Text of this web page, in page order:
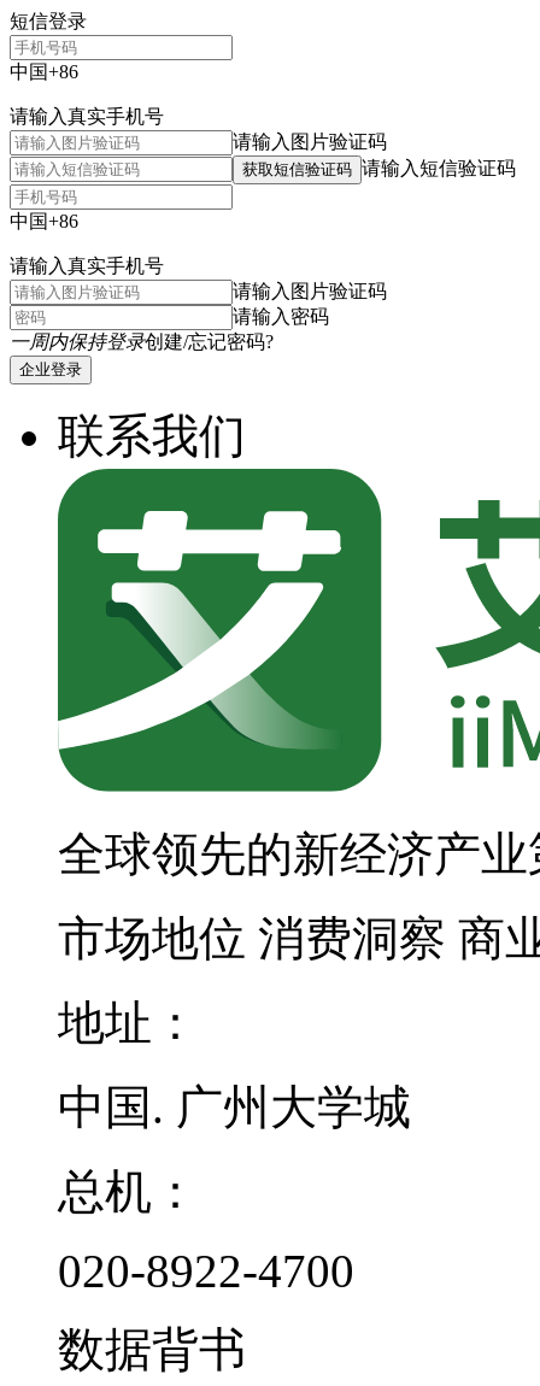
短信登录
中国+86
请输入真实手机号
请输入图片验证码
获取短信验证码 请输入短信验证码
中国+86
请输入真实手机号
请输入图片验证码
请输入密码
一周内保持登录创建/忘记密码?
企业登录
联系我们
全球领先的新经济产
市场地位 消费洞察 商
地址：
中国. 广州大学城
总机：
020-8922-4700
数据背书